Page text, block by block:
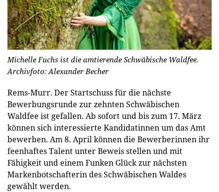
Michelle Fuchs ist die amtierende Schwäbische Waldfee.
Archivfoto: Alexander Becher
Rems-Murr. Der Startschuss für die nächste
Bewerbungsrunde zur zehnten Schwäbischen
Waldfee ist gefallen. Ab sofort und bis zum 17. März
können sich interessierte Kandidatinnen um das Amt
bewerben. Am 8. April können die Bewerberinnen ihr
feenhaftes Talent unter Beweis stellen und mit
Fähigkeit und einem Funken Glück zur nächsten
Markenbotschafterin des Schwäbischen Waldes
gewählt werden.